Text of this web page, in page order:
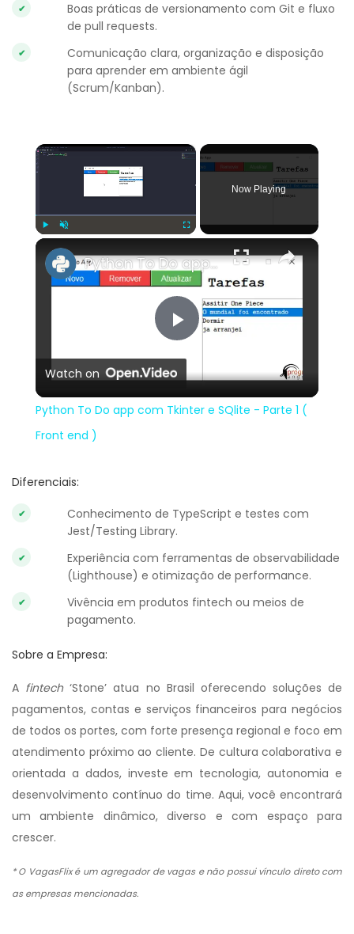
Boas práticas de versionamento com Git e fluxo
de pull requests.
Comunicação clara, organização e disposição
para aprender em ambiente ágil
(Scrum/Kanban).
×
Now Playing
×
Play
Video
Python To Do app com Tkinter e SQlite - Parte 1 ( Front end )
Watch on
Python To Do app com Tkinter e SQlite - Parte 1 (
Front end )
Diferenciais:
Conhecimento de TypeScript e testes com
Jest/Testing Library.
Experiência com ferramentas de observabilidade
(Lighthouse) e otimização de performance.
Vivência em produtos fintech ou meios de
pagamento.
Sobre a Empresa:
A fintech‘Stone’ atua no Brasil oferecendo soluções de
pagamentos, contas e serviços financeiros para negócios
de todos os portes, com forte presença regional e foco em
atendimento próximo ao cliente. De cultura colaborativa e
orientada a dados, investe em tecnologia, autonomia e
desenvolvimento contínuo do time. Aqui, você encontrará
um ambiente dinâmico, diverso e com espaço para
crescer.
* O VagasFlix é um agregador de vagas e não possui vínculo direto com
as empresas mencionadas.